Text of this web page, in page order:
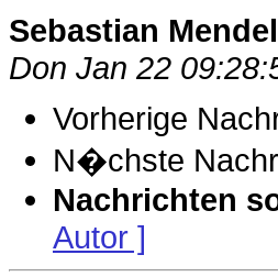
Sebastian Mendel
Don Jan 22
Vorherige
N�chste
Nachrichten
Autor ]